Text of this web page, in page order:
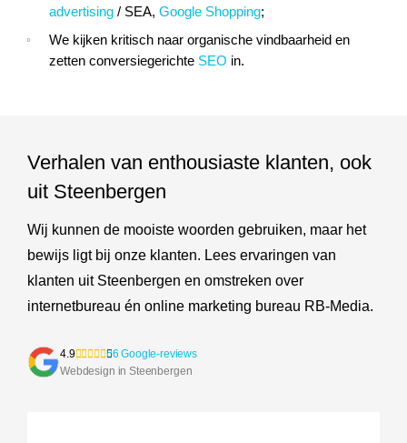
advertising / SEA, Google Shopping;
We kijken kritisch naar organische vindbaarheid en
zetten conversiegerichte SEO in.
Verhalen van enthousiaste klanten, ook
uit Steenbergen
Wij kunnen de mooiste woorden gebruiken, maar het
bewijs ligt bij onze klanten. Lees ervaringen van
klanten uit Steenbergen en omstreken over
internetbureau én online marketing bureau RB-Media.
4.9
56 Google-reviews
Webdesign in Steenbergen